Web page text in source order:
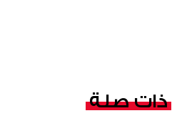
ذات صلة